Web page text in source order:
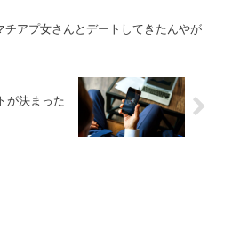
チアプ女さんとデートしてきたんやが
が決まった